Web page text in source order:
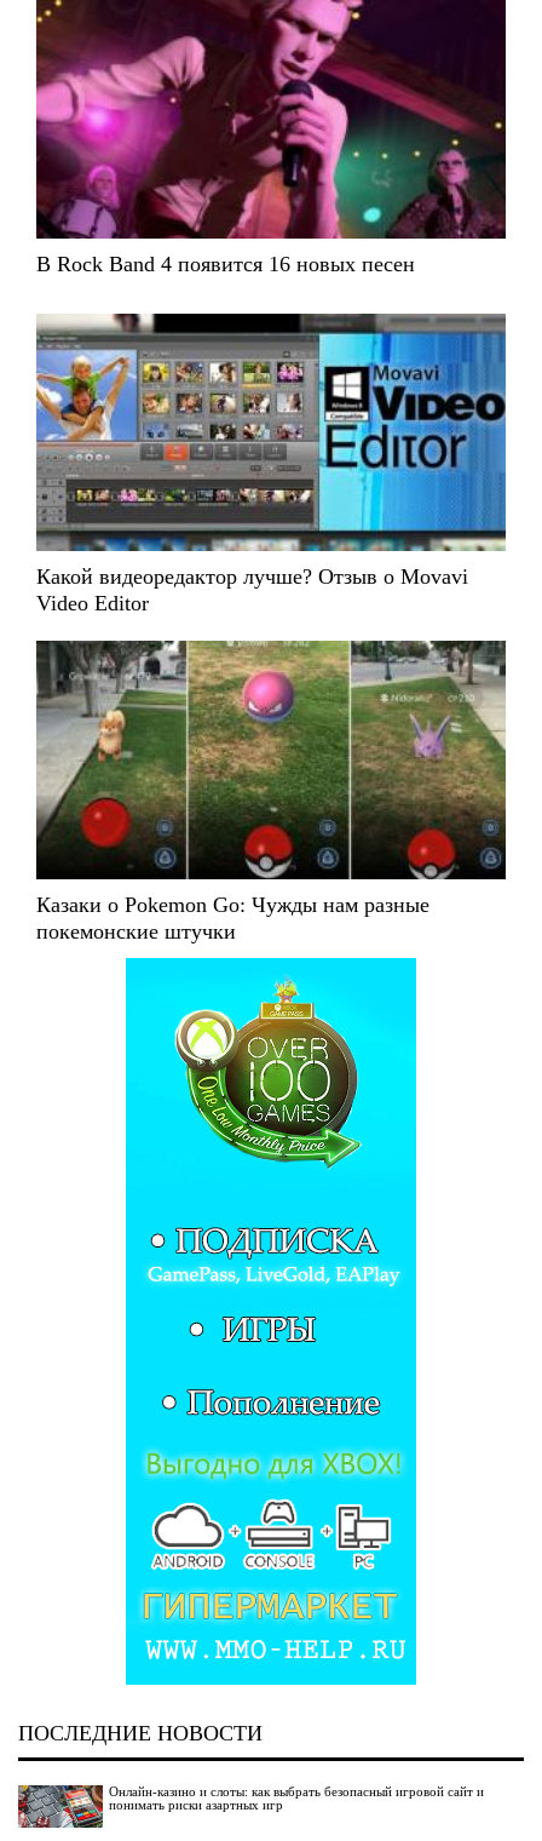
В Rock Band 4 появится 16 новых песен
Какой видеоредактор лучше? Отзыв о Movavi
Video Editor
Казаки о Pokemon Go: Чужды нам разные
покемонские штучки
ПОСЛЕДНИЕ НОВОСТИ
Онлайн-казино и слоты: как выбрать безопасный игровой сайт и
понимать риски азартных игр